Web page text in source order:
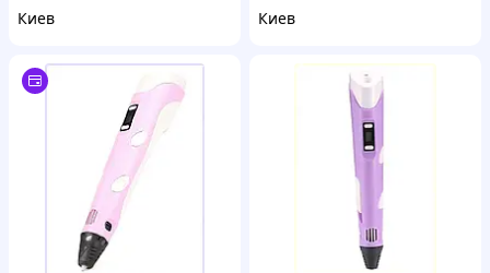
Киев
Киев